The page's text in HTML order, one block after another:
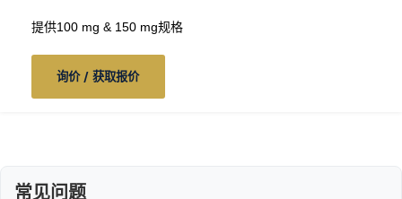
提供100 mg & 150 mg规格
询价 / 获取报价
常见问题